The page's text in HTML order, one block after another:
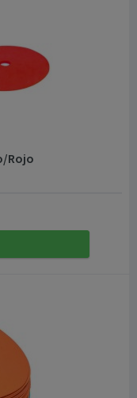
Rojo